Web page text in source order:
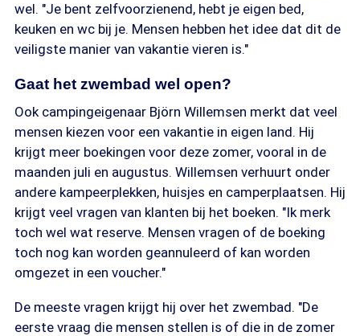
wel. "Je bent zelfvoorzienend, hebt je eigen bed,
keuken en wc bij je. Mensen hebben het idee dat dit de
veiligste manier van vakantie vieren is."
Gaat het zwembad wel open?
Ook campingeigenaar Björn Willemsen merkt dat veel
mensen kiezen voor een vakantie in eigen land. Hij
krijgt meer boekingen voor deze zomer, vooral in de
maanden juli en augustus. Willemsen verhuurt onder
andere kampeerplekken, huisjes en camperplaatsen. Hij
krijgt veel vragen van klanten bij het boeken. "Ik merk
toch wel wat reserve. Mensen vragen of de boeking
toch nog kan worden geannuleerd of kan worden
omgezet in een voucher."
De meeste vragen krijgt hij over het zwembad. "De
eerste vraag die mensen stellen is of die in de zomer